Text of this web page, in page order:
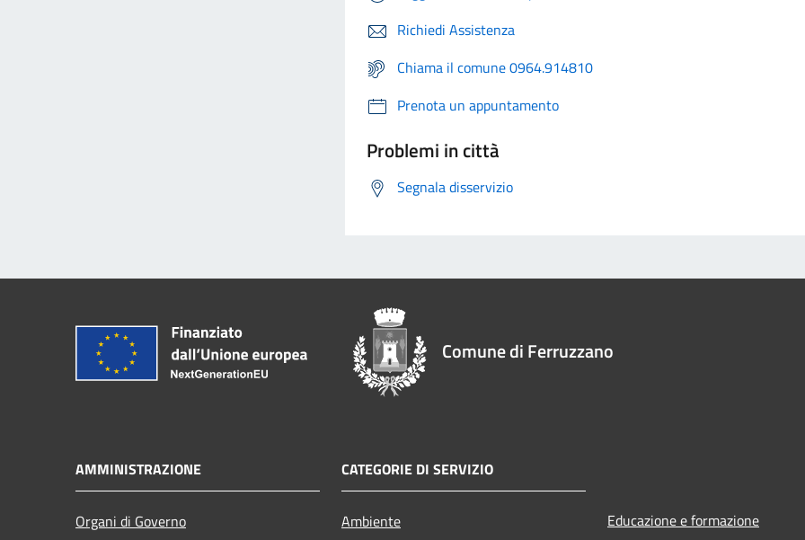
Richiedi Assistenza
Chiama il comune 0964.914810
Prenota un appuntamento
Problemi in città
Segnala disservizio
Comune di Ferruzzano
AMMINISTRAZIONE
Organi di Governo
CATEGORIE DI SERVIZIO
Ambiente
Educazione e formazione